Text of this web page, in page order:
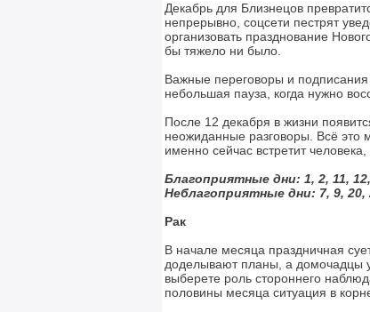
Декабрь для Близнецов
непрерывно, соцсети пестрят
организовать празднование
бы тяжело ни было.
Важные переговоры и
небольшая пауза, когда нужно
После 12 декабря в жизни
неожиданные разговоры. Всё это
именно сейчас встретит
Благоприятные дни: 1, 2, 11,
Неблагоприятные дни: 7, 9, 20,
Рак
В начале месяца праздничная
доделывают планы, а домочадцы
выберете роль стороннего
половины месяца ситуация в